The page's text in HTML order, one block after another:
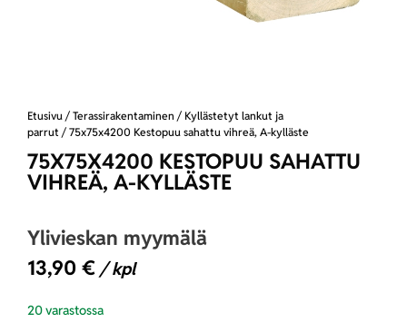
Etusivu / Terassirakentaminen / Kyllästetyt lankut ja
parrut / 75x75x4200 Kestopuu sahattu vihreä, A-kylläste
75X75X4200 KESTOPUU SAHATTU
VIHREÄ, A-KYLLÄSTE
Ylivieskan myymälä
13,90 € / kpl
20 varastossa